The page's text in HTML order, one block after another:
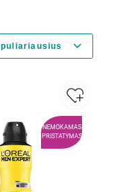
NEMOKAMAS
PRISTATYMAS